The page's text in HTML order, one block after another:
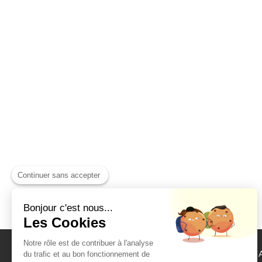
Béatrice Dagallier
Continuer sans accepter
Bonjour c'est nous...
Les Cookies
Notre rôle est de contribuer à l'analyse
du trafic et au bon fonctionnement de